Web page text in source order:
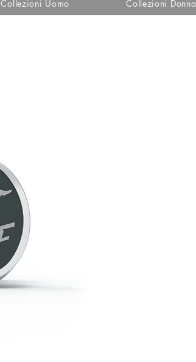
Collezioni Uomo Collezioni Donna